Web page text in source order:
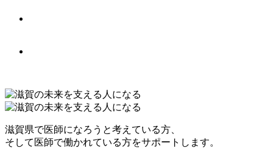
滋賀県で医師になろうと考えている方、
そして医師で働かれている方をサポートします。